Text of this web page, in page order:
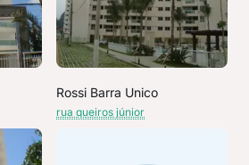
Rossi Barra Unico
rua queiros júnior